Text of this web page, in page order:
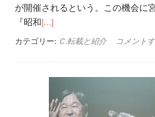
が開催されるという。この機会に
『昭和 […]
カテゴリー: Ｃ.転載と紹介 コメント